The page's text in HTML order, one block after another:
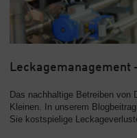
Leckagemanagement
Das nachhaltige Betreiben von
Kleinen. In unserem
Sie kostspielige